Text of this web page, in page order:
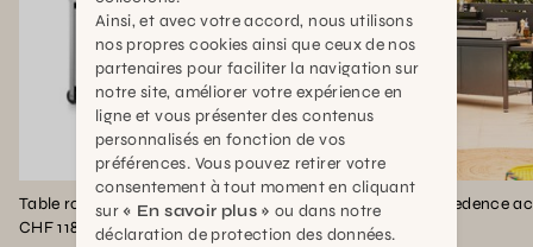
Table roulante credence inox ferme pour plancha
CHF 1189,00
CHF 699,00
Ainsi, et avec votre accord, nous utilisons
nos propres cookies ainsi que ceux de nos
partenaires pour faciliter la navigation sur
notre site, améliorer votre expérience en
ligne et vous présenter des contenus
personnalisés en fonction de vos
préférences. Vous pouvez retirer votre
consentement à tout moment en cliquant
sur « En savoir plus » ou dans notre
déclaration de protection des données.